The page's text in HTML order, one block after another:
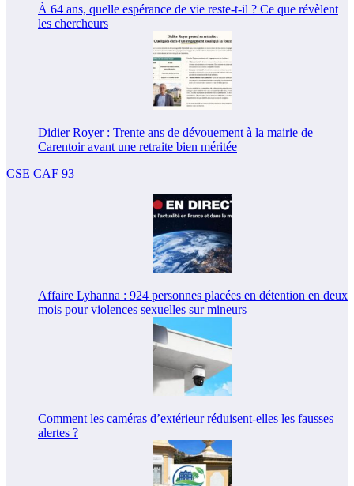
À 64 ans, quelle espérance de vie reste-t-il ? Ce que révèlent
les chercheurs
Didier Royer : Trente ans de dévouement à la mairie de
Carentoir avant une retraite bien méritée
CSE CAF 93
Affaire Lyhanna : 924 personnes placées en détention en deux
mois pour violences sexuelles sur mineurs
Comment les caméras d’extérieur réduisent-elles les fausses
alertes ?